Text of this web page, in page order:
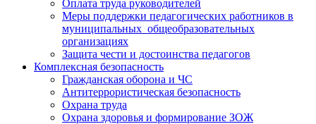
Оплата труда руководителей
Меры поддержки педагогических работников в
муниципальных общеобразовательных
организациях
Защита чести и достоинства педагогов
Комплексная безопасность
Гражданская оборона и ЧС
Антитеррористическая безопасность
Охрана труда
Охрана здоровья и формирование ЗОЖ